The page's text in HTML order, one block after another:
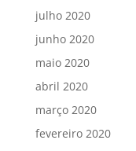
julho 2020
junho 2020
maio 2020
abril 2020
março 2020
fevereiro 2020